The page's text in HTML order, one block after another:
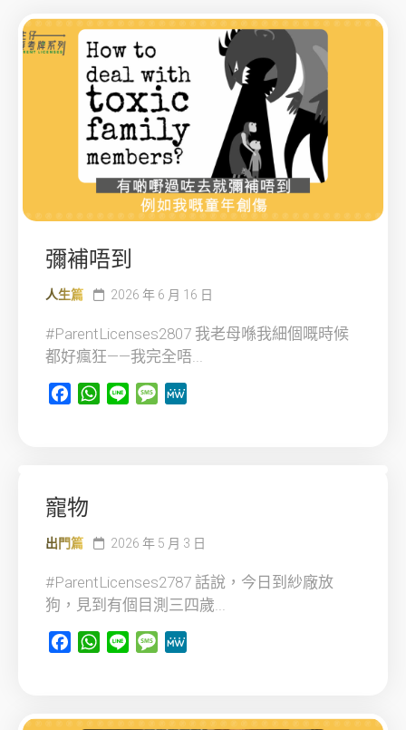
彌補唔到
人生篇 2026 年 6 月 16 日
#ParentLicenses2807 我老母喺我細個嘅時候
都好瘋狂——我完全唔...
FacebookWhatsApp
Line Message
寵物
出門篇 2026 年 5 月 3 日
#ParentLicenses2787 話說，今日到紗廠放
狗，見到有個目測三四歲...
FacebookWhatsApp
Line Message